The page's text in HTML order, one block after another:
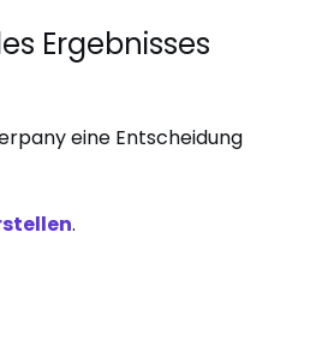
Ergebnisses
eine Entscheidung
.